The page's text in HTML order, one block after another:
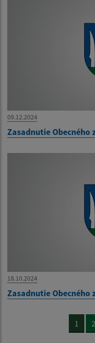
09.12.2024
Zasadnutie
18.10.2024
Zasadnutie
1 2